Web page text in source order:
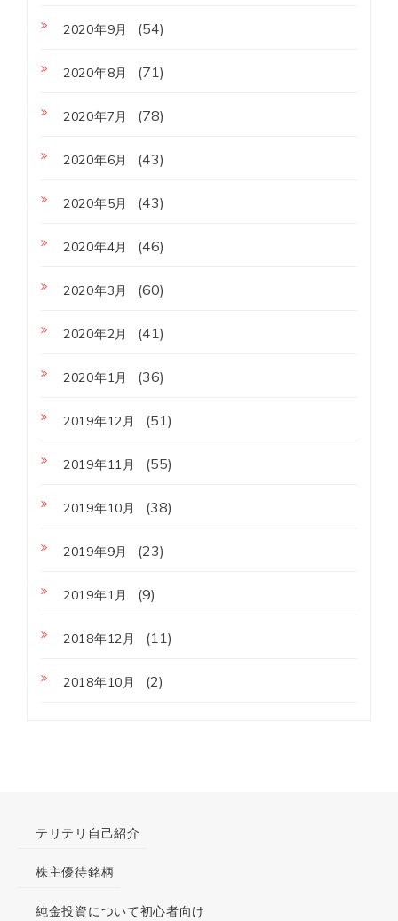
2020年9月 (54)
2020年8月 (71)
2020年7月 (78)
2020年6月 (43)
2020年5月 (43)
2020年4月 (46)
2020年3月 (60)
2020年2月 (41)
2020年1月 (36)
2019年12月 (51)
2019年11月 (55)
2019年10月 (38)
2019年9月 (23)
2019年1月 (9)
2018年12月 (11)
2018年10月 (2)
テリテリ自己紹介
株主優待銘柄
純金投資について初心者向け